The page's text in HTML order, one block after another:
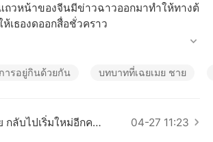
ถวหน้าของจีนมีข่าวฉาวออกมาทำให้ทางต้
ห้เธองดออกสื่อชั่วคราว
ลู่เดินทางกลับบ้านเกิดของเธอและการกลับไ
องค์เล็กของฮ่องเต้แห่งแคว้นฉี ถูกลอบปลง
การอยู่กินด้วยกัน บทบาทที่เฉยเมย ชาย
บทที่ 80 บทส่งท้าย กลับไปเริ่มใหม่อีกครั้ง 04-27 11:23